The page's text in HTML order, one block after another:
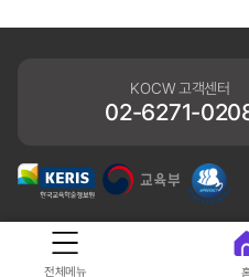
KOCW 고객센터
02-6271-
개인정보처리방침
전체메뉴